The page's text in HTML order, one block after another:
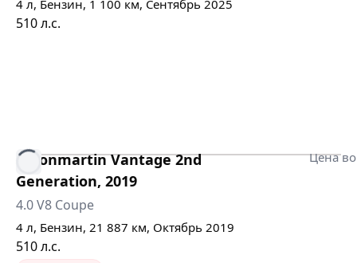
4 л, Бензин, 1 100 км, Сентябрь 2025
510л.с.
Astonmartin Vantage 2nd
Generation, 2019
4.0 V8 Coupe
4 л, Бензин, 21 887 км, Октябрь 2019
510л.с.
Цена